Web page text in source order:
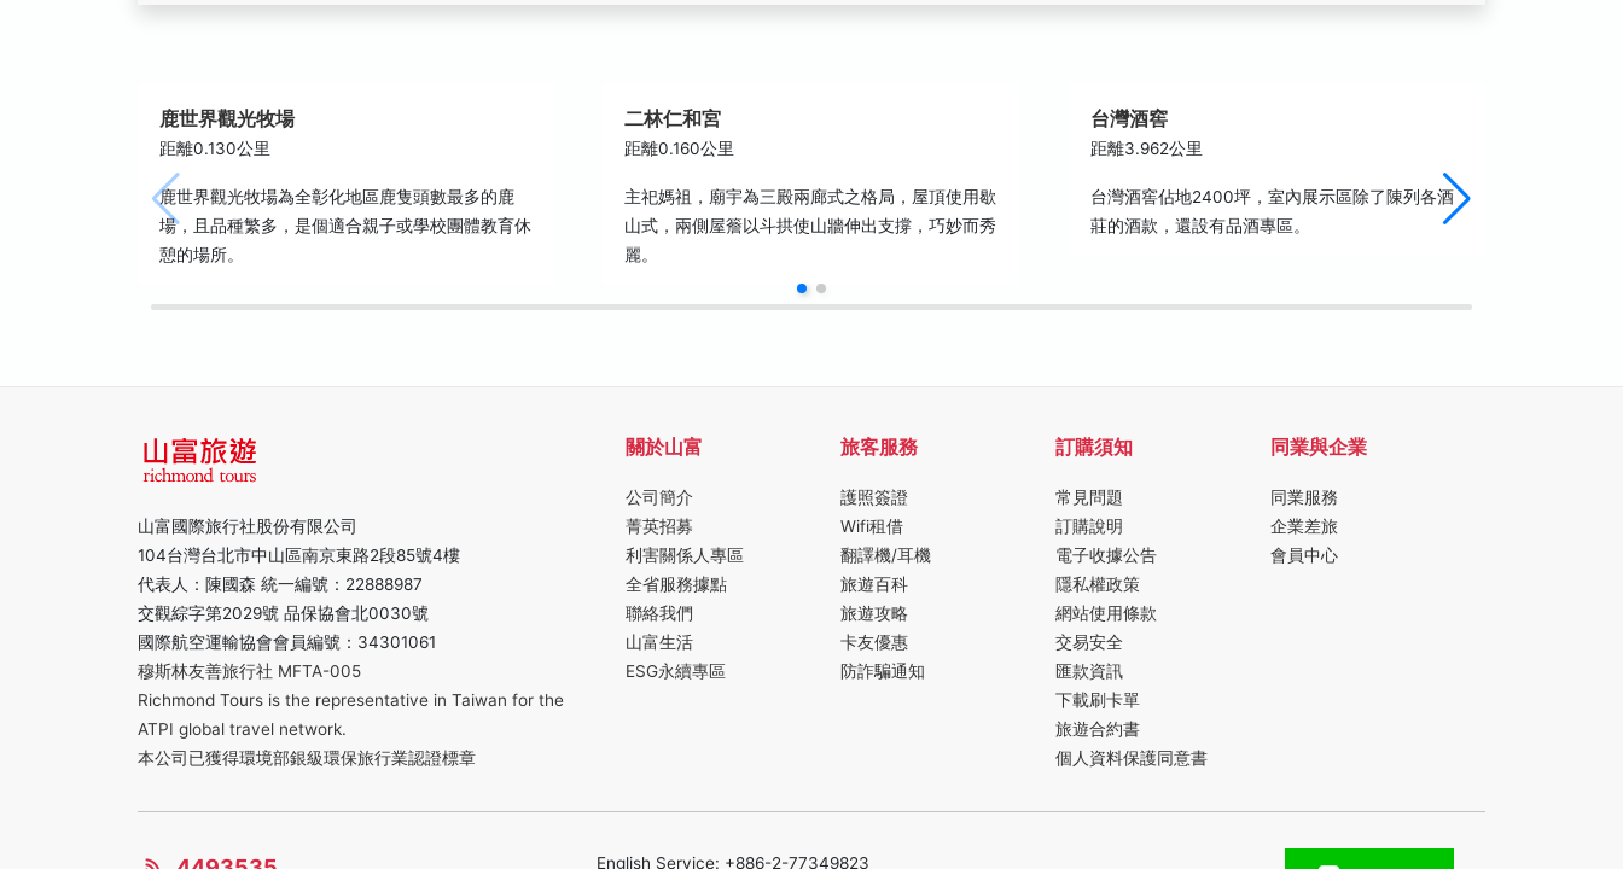
鹿世界觀光牧場
距離0.130公里
鹿世界觀光牧場為全彰化地區鹿隻頭數最多的鹿
場，且品種繁多，是個適合親子或學校團體教育休
憩的場所。
二林仁和宮
距離0.160公里
主祀媽祖，廟宇為三殿兩廊式之格局，屋頂使用歇
山式，兩側屋簷以斗拱使山牆伸出支撐，巧妙而秀
麗。
台灣酒窖
距離3.962公里
台灣酒窖佔地2400坪，室內展示區除了陳列各酒
莊的酒款，還設有品酒專區。
山富國際旅行社股份有限公司
104台灣台北市中山區南京東路2段85號4樓
代表人：陳國森 統一編號：22888987
交觀綜字第2029號 品保協會北0030號
國際航空運輸協會會員編號：34301061
穆斯林友善旅行社 MFTA-005
Richmond Tours is the representative in Taiwan for the
ATPI global travel network.
本公司已獲得環境部銀級環保旅行業認證標章
關於山富
公司簡介
菁英招募
利害關係人專區
全省服務據點
聯絡我們
山富生活
ESG永續專區
旅客服務
護照簽證
Wifi租借
翻譯機/耳機
旅遊百科
旅遊攻略
卡友優惠
防詐騙通知
訂購須知
常見問題
訂購說明
電子收據公告
隱私權政策
網站使用條款
交易安全
匯款資訊
下載刷卡單
旅遊合約書
個人資料保護同意書
同業與企業
同業服務
企業差旅
會員中心
English Service: +886-2-77349823